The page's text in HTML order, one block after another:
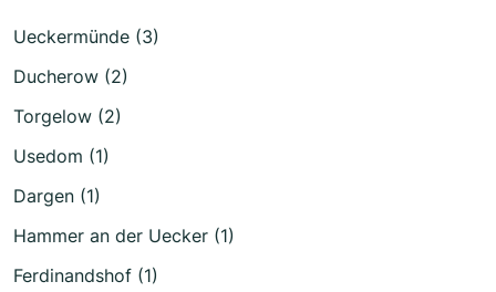
Ueckermünde (3)
Ducherow (2)
Torgelow (2)
Usedom (1)
Dargen (1)
Hammer an der Uecker (1)
Ferdinandshof (1)